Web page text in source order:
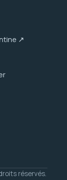
↗
réservés.